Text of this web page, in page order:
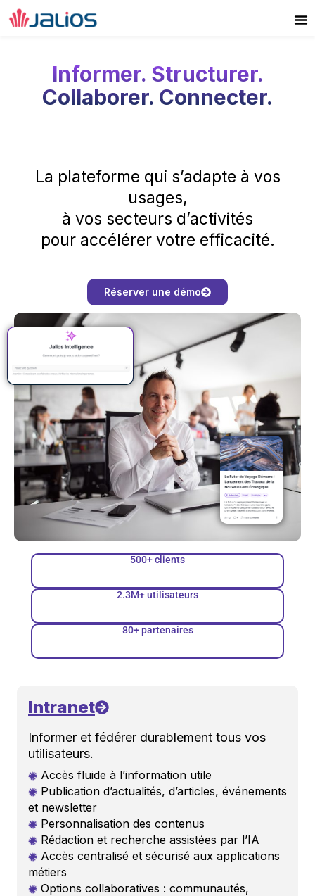
Aller
au
Informer. Structurer.
Collaborer. Connecter.
La plateforme qui s’adapte à vos
usages,
à vos secteurs d’activités
pour accélérer votre efficacité.
Réserver une démo
500+ clients
2.3M+ utilisateurs
80+ partenaires
Intranet
Informer et fédérer durablement tous vos
utilisateurs.
Accès fluide à l’information utile
Publication d’actualités, d’articles, événements
et newsletter
Personnalisation des contenus
Rédaction et recherche assistées par l’IA
Accès centralisé et sécurisé aux applications
métiers
Options collaboratives : communautés,